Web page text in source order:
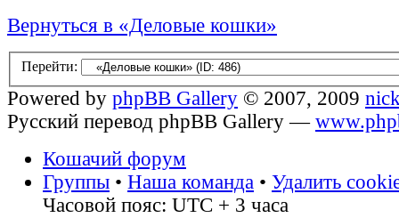
Вернуться в «Деловые кошки»
Перейти:
Powered by phpBB Gallery © 2007, 2009
Русский перевод phpBB Gallery —
Кошачий форум
Группы • Наша команда • Удалить
Часовой пояс: UTC + 3 часа